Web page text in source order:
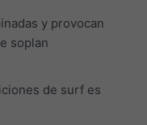
y provocan
soplan
de surf es